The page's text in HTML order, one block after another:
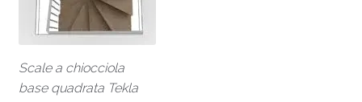
Scale a chiocciola
base quadrata Tekla